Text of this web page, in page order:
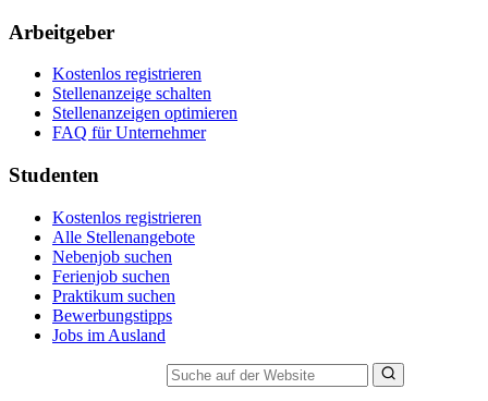
Arbeitgeber
Kostenlos registrieren
Stellenanzeige schalten
Stellenanzeigen optimieren
FAQ für Unternehmer
Studenten
Kostenlos registrieren
Alle Stellenangebote
Nebenjob suchen
Ferienjob suchen
Praktikum suchen
Bewerbungstipps
Jobs im Ausland